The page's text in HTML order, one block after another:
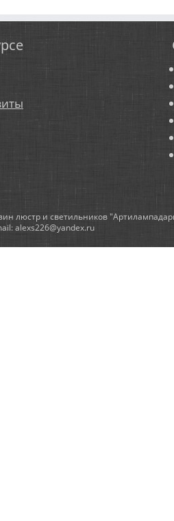
люстр и светильников
alexs226@yandex.ru